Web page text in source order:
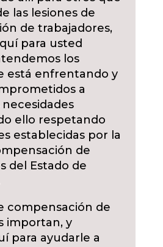
las lesiones de
de trabajadores,
para usted
los
está enfrentando y
a
ello respetando
establecidas por la
de
del Estado de
compensación de
importan, y
para ayudarle a